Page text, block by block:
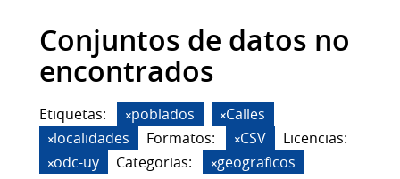
Conjuntos de datos no
encontrados
Etiquetas: poblados
Calles
localidades
Formatos: CSV
Licencias:
odc-uy
Categorias: geograficos